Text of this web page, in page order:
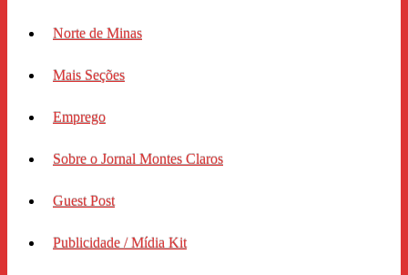
Norte de Minas
Mais Seções
Emprego
Sobre o Jornal Montes Claros
Guest Post
Publicidade / Mídia Kit